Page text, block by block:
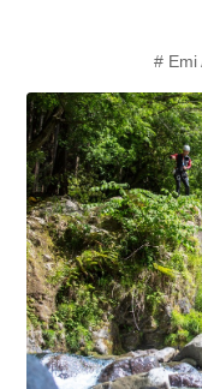
中伊豆
CATEGORY
海
温泉
池・滝・川
Emi